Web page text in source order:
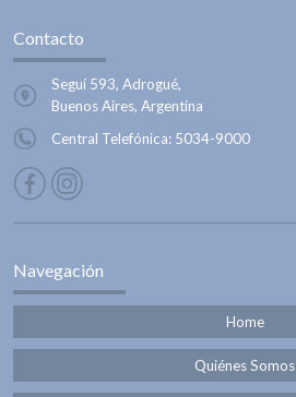
Contacto
Seguí 593, Adrogué,
Buenos Aires, Argentina
Central Telefónica: 5034-9000
Navegación
Home
Quiénes Somos